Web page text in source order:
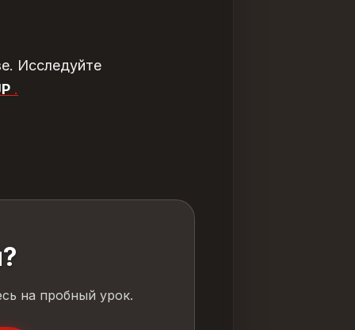
Исследуйте
.
на пробный урок.